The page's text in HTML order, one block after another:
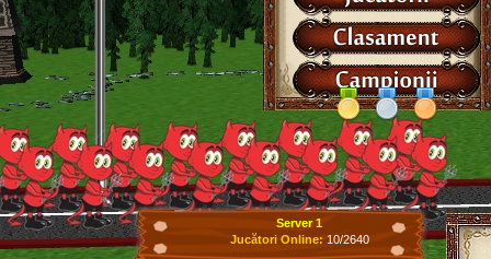
Server 1
Jucători Online: 10/2640